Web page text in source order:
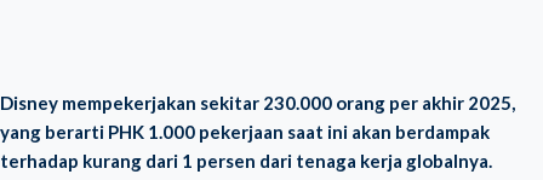
Disney mempekerjakan sekitar 230.000 orang per akhir 2025,
yang berarti PHK 1.000 pekerjaan saat ini akan berdampak
terhadap kurang dari 1 persen dari tenaga kerja globalnya.